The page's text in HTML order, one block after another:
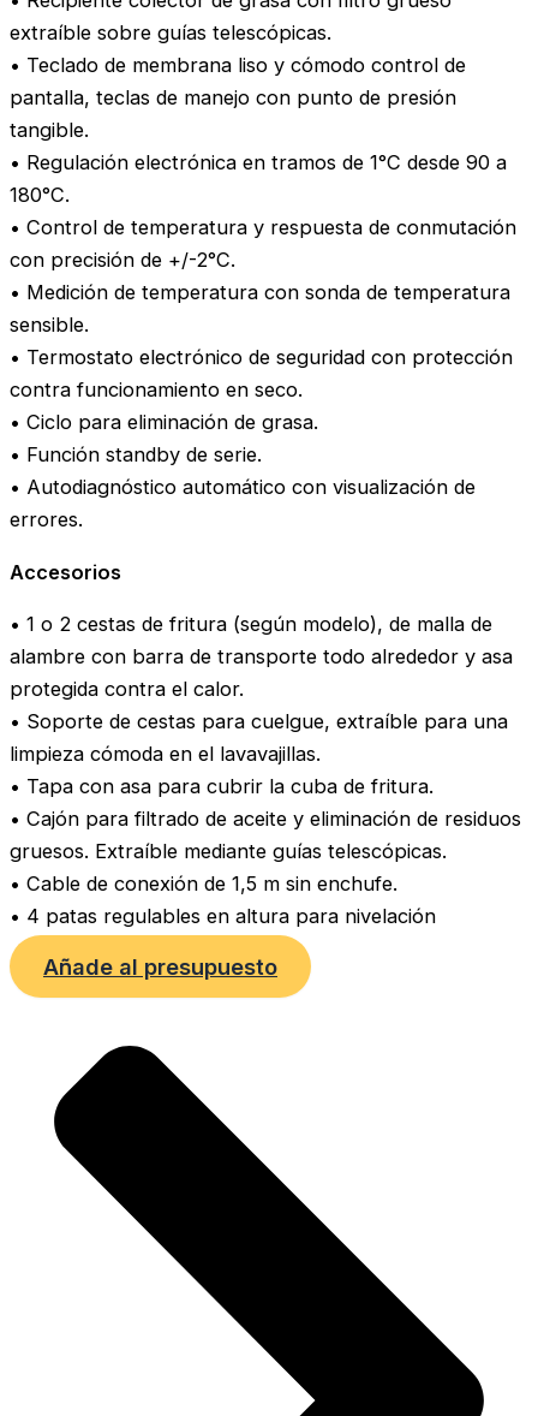
extraíble sobre guías telescópicas.
• Teclado de membrana liso y cómodo control de
pantalla, teclas de manejo con punto de presión
tangible.
• Regulación electrónica en tramos de 1°C desde 90 a
180°C.
• Control de temperatura y respuesta de conmutación
con precisión de +/-2°C.
• Medición de temperatura con sonda de temperatura
sensible.
• Termostato electrónico de seguridad con protección
contra funcionamiento en seco.
• Ciclo para eliminación de grasa.
• Función standby de serie.
• Autodiagnóstico automático con visualización de
errores.
Accesorios
• 1 o 2 cestas de fritura (según modelo), de malla de
alambre con barra de transporte todo alrededor y asa
protegida contra el calor.
• Soporte de cestas para cuelgue, extraíble para una
limpieza cómoda en el lavavajillas.
• Tapa con asa para cubrir la cuba de fritura.
• Cajón para filtrado de aceite y eliminación de residuos
gruesos. Extraíble mediante guías telescópicas.
• Cable de conexión de 1,5 m sin enchufe.
• 4 patas regulables en altura para nivelación
Añade al presupuesto